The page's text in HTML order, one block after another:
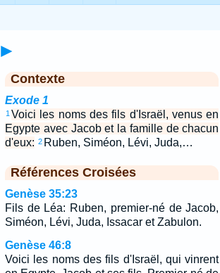
►
Contexte
Exode 1
1 Voici les noms des fils d'Israël, venus en
Egypte avec Jacob et la famille de chacun
d'eux: 2 Ruben, Siméon, Lévi, Juda,…
Références Croisées
Genèse 35:23
Fils de Léa: Ruben, premier-né de Jacob,
Siméon, Lévi, Juda, Issacar et Zabulon.
Genèse 46:8
Voici les noms des fils d'Israël, qui vinrent